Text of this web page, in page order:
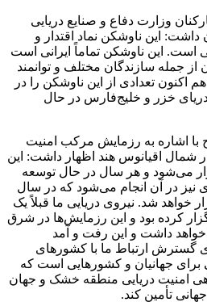
وزارت دفاع و صنایع دریایی
این ناوشکن نماد اقتدار و
است. این ناوشکن تماماً ایرانی است
از جمله سازندگان مختلف و توانمند
اکنون تعدادی از این ناوشکن را در
خزر و خلیج‌فارس در حال
‌اشاره به رزمایش مرکب امنیت
شمال اقیانوس هند اظهار داشت: این
می‌شود و هر سال در حال توسعه
نیز در آن انجام می‌شود که در سال
خواهد شد. نیروی دریایی ما قبلاً یک
کرده بود و این رزمایش‌ها در شرق
خواهد داشت و این رفت و آمد
گسترش ارتباط ما با کشورهای
جهانیان و کشورهایی است که
امنیت دریایی منطقه خشک و جهان
تأمین کند.